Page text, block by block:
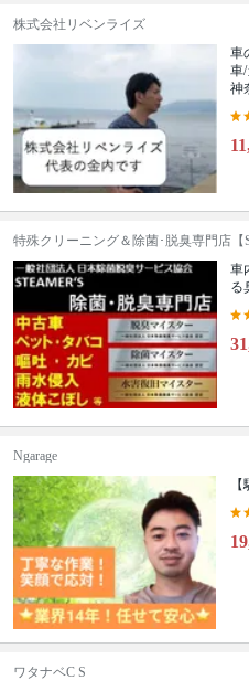
株式会社リベンライズ
車
車
神
特殊クリーニング＆除菌･脱臭専門店【
車
る
Ngarage
ワタナベC S